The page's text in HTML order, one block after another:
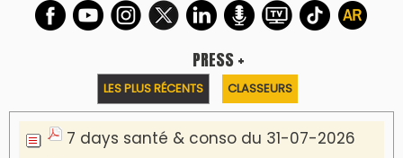
PRESS +
LES PLUS RÉCENTS CLASSEURS
7 days santé & conso du 31-07-2026